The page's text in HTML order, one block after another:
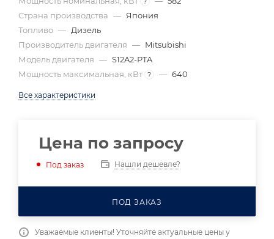
Страна производства — Япония
Топливо — Дизель
Производитель двигателя — Mitsubishi
Модель двигателя — S12A2-PTA
Мощность максимальная, кВт ? — 640
Все характеристики
Цена по запросу
Под заказ Нашли дешевле?
ПОД ЗАКАЗ
Уважаемые клиенты! Уточняйте актуальные цены у